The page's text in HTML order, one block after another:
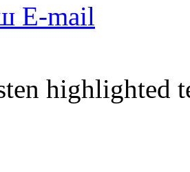
E-mail
highlighted